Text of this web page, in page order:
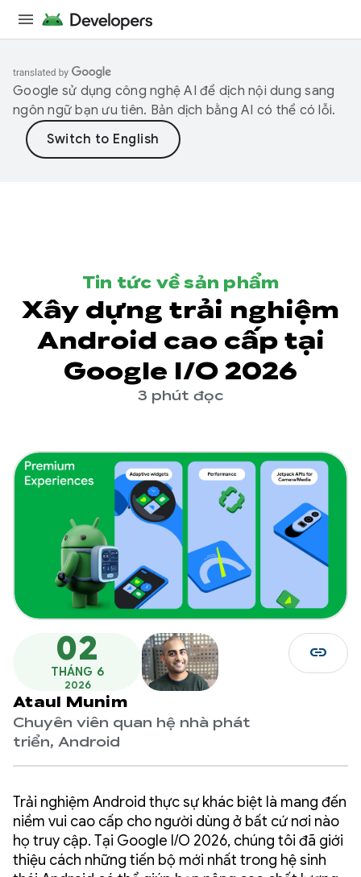
Google sử dụng công nghệ AI để dịch nội dung sang
ngôn ngữ bạn ưu tiên. Bản dịch bằng AI có thể có lỗi.
Tin tức về sản phẩm
Xây dựng trải nghiệm
Android cao cấp tại
Google I/O 2026
3 phút đọc
02
THÁNG 6
2026
Ataul Munim
Chuyên viên quan hệ nhà phát
triển, Android
link
Trải nghiệm Android thực sự khác biệt là mang đến
niềm vui cao cấp cho người dùng ở bất cứ nơi nào
họ truy cập. Tại Google I/O 2026, chúng tôi đã giới
thiệu cách những tiến bộ mới nhất trong hệ sinh